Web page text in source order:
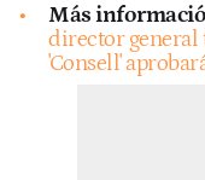
Más
director general
'Consell'